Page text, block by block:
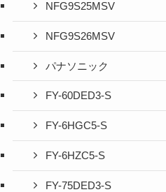
NFG9S25MSV
NFG9S26MSV
パナソニック
FY-60DED3-S
FY-6HGC5-S
FY-6HZC5-S
FY-75DED3-S